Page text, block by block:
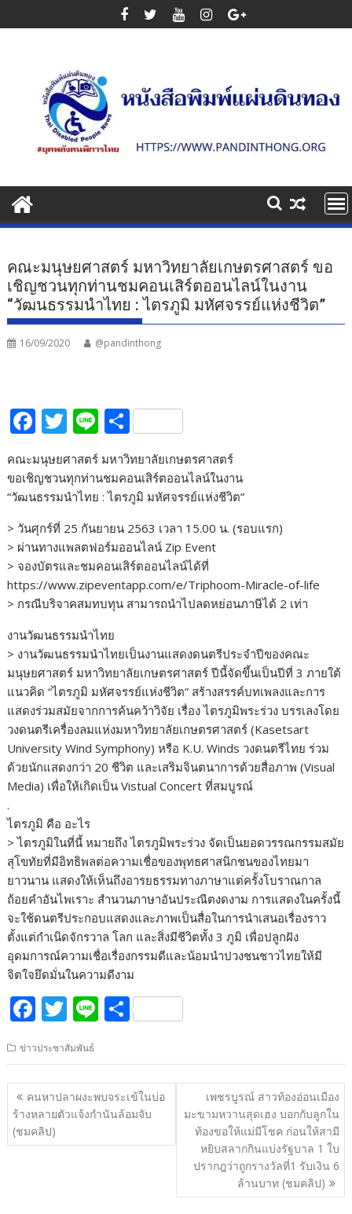
to
คณะมนุษยศาสตร์ มหาวิทยาลัยเกษตรศาสตร์ ขอ
เชิญชวนทุกท่านชมคอนเสิร์ตออนไลน์ในงาน
“วัฒนธรรมนำไทย : ไตรภูมิ มหัศจรรย์แห่งชีวิต”
16/09/2020 @pandinthong
F
e
b
o
o
k
T
itt
er
Li
e
S
ar
e
คณะมนุษยศาสตร์ มหาวิทยาลัยเกษตรศาสตร์
ขอเชิญชวนทุกท่านชมคอนเสิร์ตออนไลน์ในงาน
“วัฒนธรรมนำไทย : ไตรภูมิ มหัศจรรย์แห่งชีวิต”
> วันศุกร์ที่ 25 กันยายน 2563 เวลา 15.00 น. (รอบแรก)
> ผ่านทางแพลตฟอร์มออนไลน์ Zip Event
> จองบัตรและชมคอนเสิร์ตออนไลน์ได้ที่
https://www.zipeventapp.com/e/Triphoom-Miracle-of-life
> กรณีบริจาคสมทบทุน สามารถนำไปลดหย่อนภาษีได้ 2 เท่า
งานวัฒนธรรมนำไทย
> งานวัฒนธรรมนำไทยเป็นงานแสดงดนตรีประจำปีของคณะ
มนุษยศาสตร์ มหาวิทยาลัยเกษตรศาสตร์ ปีนี้จัดขึ้นเป็นปีที่ 3 ภายใต้
แนวคิด “ไตรภูมิ มหัศจรรย์แห่งชีวิต” สร้างสรรค์บทเพลงและการ
แสดงร่วมสมัยจากการค้นคว้าวิจัย เรื่อง ไตรภูมิพระร่วง บรรเลงโดย
วงดนตรีเครื่องลมแห่งมหาวิทยาลัยเกษตรศาสตร์ (Kasetsart
University Wind Symphony) หรือ K.U. Winds วงดนตรีไทย ร่วม
ด้วยนักแสดงกว่า 20 ชีวิต และเสริมจินตนาการด้วยสื่อภาพ (Visual
Media) เพื่อให้เกิดเป็น Vistual Concert ที่สมบูรณ์
.
ไตรภูมิ คือ อะไร
> ไตรภูมิในที่นี้ หมายถึง ไตรภูมิพระร่วง จัดเป็นยอดวรรณกรรมสมัย
สุโขทัยที่มีอิทธิพลต่อความเชื่อของพุทธศาสนิกชนของไทยมา
ยาวนาน แสดงให้เห็นถึงอารยธรรมทางภาษาแต่ครั้งโบราณกาล
ถ้อยคำอันไพเราะ สำนวนภาษาอันประณีตงดงาม การแสดงในครั้งนี้
จะใช้ดนตรีประกอบแสดงและภาพเป็นสื่อในการนำเสนอเรื่องราว
ตั้งแต่กำเนิดจักรวาล โลก และสิ่งมีชีวิตทั้ง 3 ภูมิ เพื่อปลูกฝัง
อุดมการณ์ความเชื่อเรื่องกรรมดีและน้อมนำปวงชนชาวไทยให้มี
จิตใจยึดมั่นในความดีงาม
F
e
b
o
o
T
itt
er
Li
e
S
ar
e
ข่าวประชาสัมพันธ์
แนะแนว
เรื่อง
คนหาปลาผงะพบจระเข้ในบ่อ
ร้างหลายตัวแจ้งกำนันล้อมจับ
(ชมคลิป)
เพชรบูรณ์ สาวท้องอ่อนเมือง
มะขามหวานสุดเฮง บอกกับลูกใน
ท้องขอให้แม่มีโชค ก่อนให้สามี
หยิบสลากกินแบ่งรัฐบาล 1 ใบ
ปรากฎว่าถูกรางวัลที่1 รับเงิน 6
ล้านบาท (ชมคลิป)